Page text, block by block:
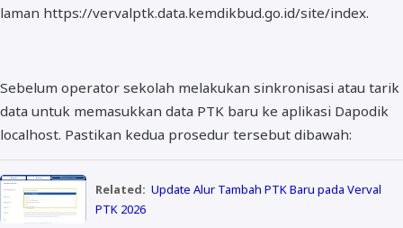
laman https://vervalptk.data.kemdikbud.go.id/site/index.
Sebelum operator sekolah melakukan sinkronisasi atau tarik
data untuk memasukkan data PTK baru ke aplikasi Dapodik
localhost. Pastikan kedua prosedur tersebut dibawah:
Related: Update Alur Tambah PTK Baru pada Verval
PTK 2026